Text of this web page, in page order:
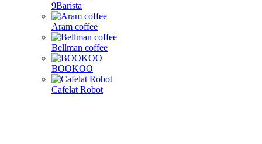
9Barista
Aram coffee
Bellman coffee
BOOKOO
Cafelat Robot